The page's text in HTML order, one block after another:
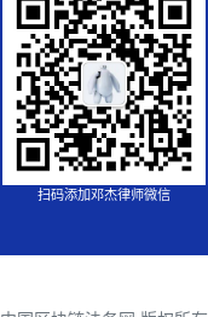
扫码添加邓杰律师微信